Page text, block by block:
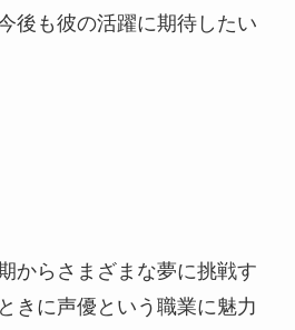
後も彼の活躍に期待したい
からさまざまな夢に挑戦す
きに声優という職業に魅力